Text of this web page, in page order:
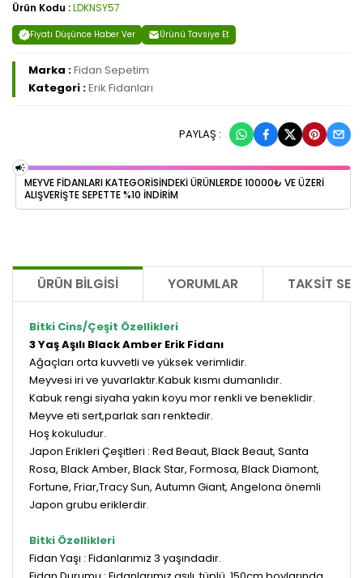
Ürün Kodu :LDKNSY57
Fiyatı Düşünce Haber Ver Ürünü Tavsiye Et
Marka :Fidan Sepetim
Kategori :Erik Fidanları
PAYLAŞ :
MEYVE FİDANLARI KATEGORİSİNDEKİ ÜRÜNLERDE 10000₺ VE ÜZERİ
ALIŞVERİŞTE SEPETTE %10 İNDİRİM
ÜRÜN BILGISI YORUMLAR TAKSIT
Bitki Cins/Çeşit Özellikleri
3 Yaş Aşılı Black Amber Erik Fidanı
Ağaçları orta kuvvetli ve yüksek verimlidir.
Meyvesi iri ve yuvarlaktır.Kabuk kısmı dumanlıdır.
Kabuk rengi siyaha yakın koyu mor renkli ve beneklidir.
Meyve eti sert,parlak sarı renktedir.
Hoş kokuludur.
Japon Erikleri Çeşitleri : Red Beaut, Black Beaut, Santa
Rosa, Black Amber, Black Star, Formosa, Black Diamont,
Fortune, Friar,Tracy Sun, Autumn Giant, Angelona önemli
Japon grubu eriklerdir.
Bitki Özellikleri
Fidan Yaşı : Fidanlarımız 3 yaşındadır.